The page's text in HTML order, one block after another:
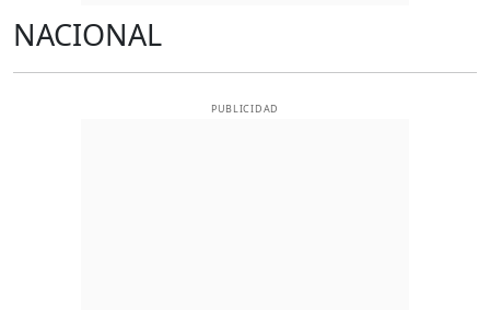
NACIONAL
PUBLICIDAD